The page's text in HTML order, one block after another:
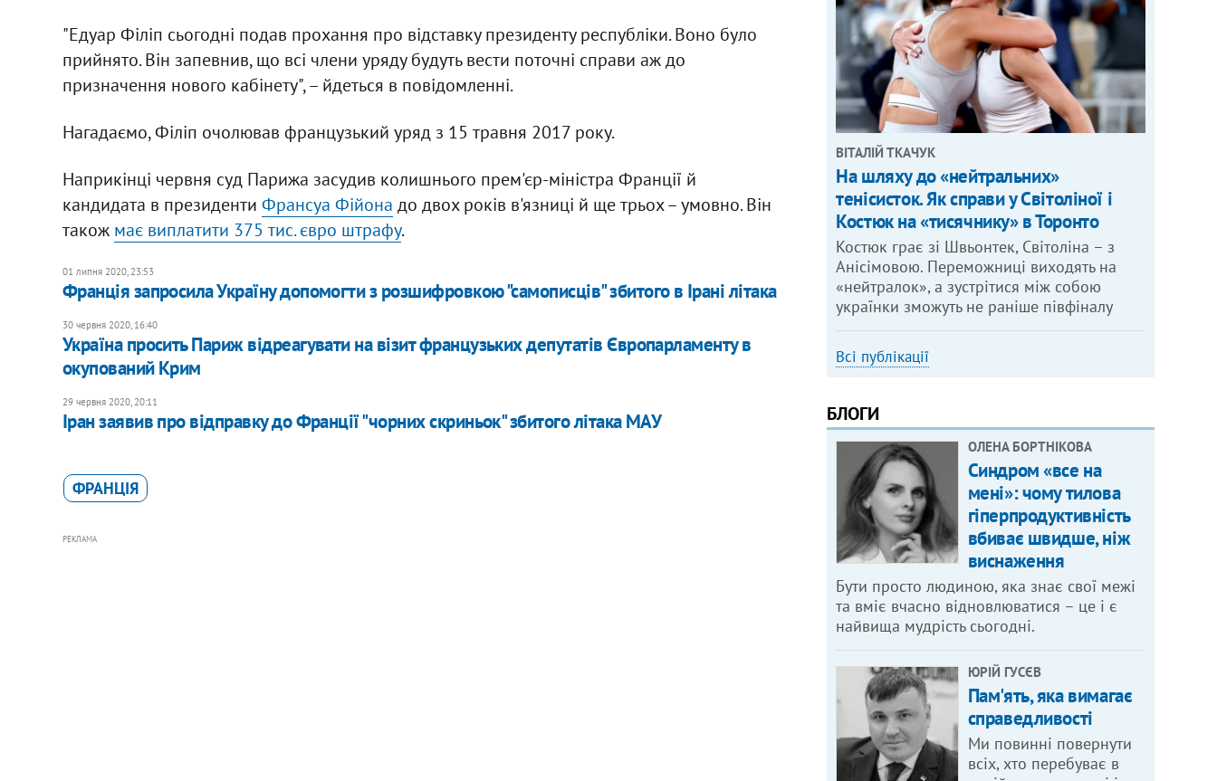
"Едуар Філіп сьогодні подав прохання про відставку президенту республіки. Воно було
прийнято. Він запевнив, що всі члени уряду будуть вести поточні справи аж до
призначення нового кабінету", – йдеться в повідомленні.
Нагадаємо, Філіп очолював французький уряд з 15 травня 2017 року.
Наприкінці червня суд Парижа засудив колишнього прем'єр-міністра Франції й
кандидата в президенти Франсуа Фійона до двох років в'язниці й ще трьох – умовно. Він
також має виплатити 375 тис. євро штрафу.
01 липня 2020, 23:53
Франція запросила Україну допомогти з розшифровкою "самописців" збитого в Ірані літака
30 червня 2020, 16:40
Україна просить Париж відреагувати на візит французьких депутатів Європарламенту в
окупований Крим
29 червня 2020, 20:11
Іран заявив про відправку до Франції "чорних скриньок" збитого літака МАУ
ФРАНЦІЯ
РЕКЛАМА
ВІТАЛІЙ ТКАЧУК
На шляху до «нейтральних»
тенісисток. Як справи у Світоліної і
Костюк на «тисячнику» в Торонто
Костюк грає зі Швьонтек, Світоліна – з
Анісімовою. Переможниці виходять на
«нейтралок», а зустрітися між собою
українки зможуть не раніше півфіналу
Всі публікації
БЛОГИ
ОЛЕНА БОРТНІКОВА
Синдром «все на
мені»: чому тилова
гіперпродуктивність
вбиває швидше, ніж
виснаження
Бути просто людиною, яка знає свої межі
та вміє вчасно відновлюватися – це і є
найвища мудрість сьогодні.
ЮРІЙ ГУСЄВ
Пам'ять, яка вимагає
справедливості
Ми повинні повернути
всіх, хто перебуває в